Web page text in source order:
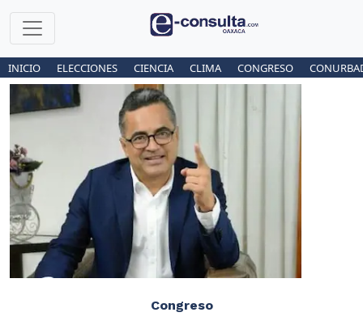
INICIO ELECCIONES CIENCIA CLIMA CONGRESO
Congreso